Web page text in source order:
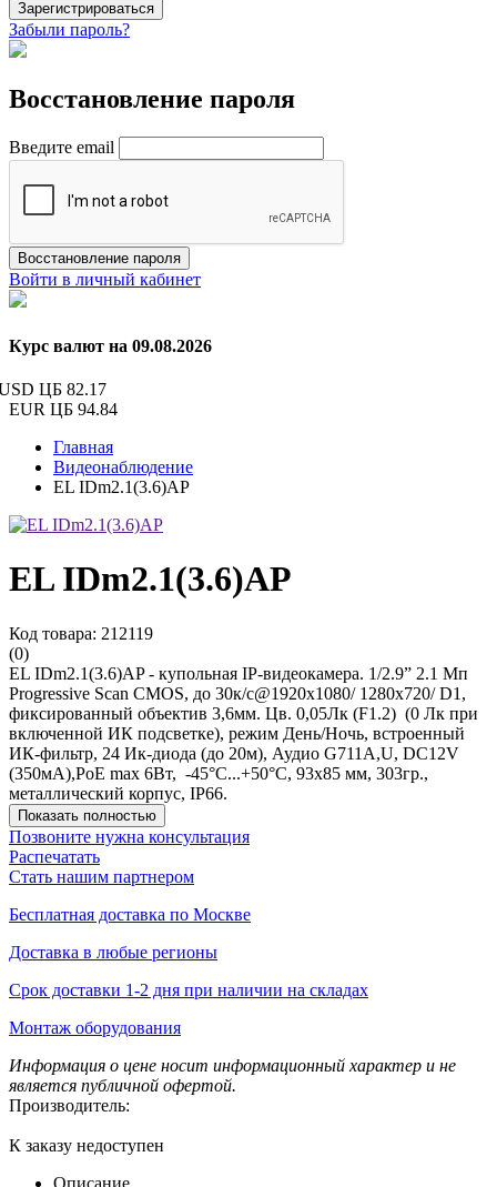
Зарегистрироваться
Забыли пароль?
Восстановление пароля
Введите email
Восстановление пароля
Войти в личный кабинет
Курс валют на 09.08.2026
ЦБ 82.17
EUR ЦБ 94.84
Главная
Видеонаблюдение
EL IDm2.1(3.6)AP
EL IDm2.1(3.6)AP
Код товара: 212119
(0)
EL IDm2.1(3.6)AP - купольная IP-видеокамера. 1/2.9” 2.1 Мп
Progressive Scan CMOS, до 30к/с@1920х1080/ 1280x720/ D1,
фиксированный объектив 3,6мм. Цв. 0,05Лк (F1.2) (0 Лк при
включенной ИК подсветке), режим День/Ночь, встроенный
ИК-фильтр, 24 Ик-диода (до 20м), Аудио G711A,U, DC12V
(350мА),PoE max 6Вт, -45°С...+50°С, 93х85 мм, 303гр.,
металлический корпус, IP66.
Показать полностью
Позвоните нужна консультация
Распечатать
Стать нашим партнером
Бесплатная доставка по Москве
Доставка в любые регионы
Срок доставки 1-2 дня при наличии на складах
Монтаж оборудования
Информация о цене носит информационный характер и не
является публичной офертой.
Производитель:
К заказу недоступен
Описание